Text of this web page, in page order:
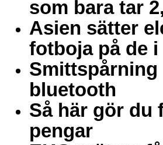
som bara tar
Asien sätter
fotboja på de
Smittspårning
bluetooth
Så här gör du
pengar